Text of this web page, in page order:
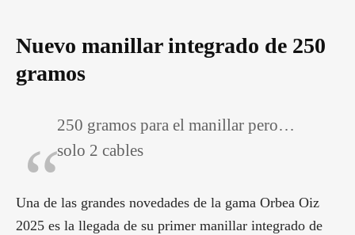
Nuevo manillar integrado de 250
gramos
250 gramos para el manillar pero…
solo 2 cables
Una de las grandes novedades de la gama Orbea Oiz
2025 es la llegada de su primer manillar integrado de